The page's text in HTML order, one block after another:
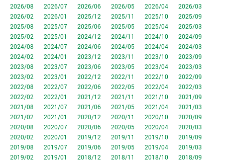
2026/08 2026/07 2026/06 2026/05 2026/04
2026/03
2026/02
2026/01 2025/12 2025/11 2025/10
2025/09
2025/08
2025/07 2025/06 2025/05 2025/04
2025/03
2025/02
2025/01 2024/12 2024/11 2024/10
2024/09
2024/08
2024/07 2024/06 2024/05 2024/04
2024/03
2024/02
2024/01 2023/12 2023/11 2023/10
2023/09
2023/08
2023/07 2023/06 2023/05 2023/04
2023/03
2023/02
2023/01 2022/12 2022/11 2022/10
2022/09
2022/08
2022/07 2022/06 2022/05 2022/04
2022/03
2022/02
2022/01 2021/12 2021/11 2021/10
2021/09
2021/08
2021/07 2021/06 2021/05 2021/04
2021/03
2021/02
2021/01 2020/12 2020/11 2020/10
2020/09
2020/08
2020/07 2020/06 2020/05 2020/04
2020/03
2020/02
2020/01 2019/12 2019/11 2019/10
2019/09
2019/08
2019/07 2019/06 2019/05 2019/04
2019/03
2019/02
2019/01 2018/12 2018/11 2018/10
2018/09